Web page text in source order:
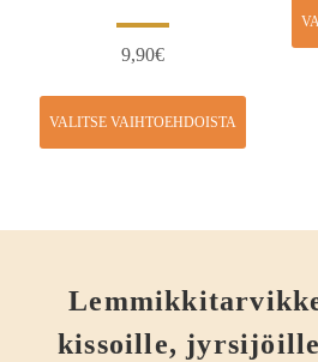
9,90€
VALITSE VAIHTOEHDOISTA
kissoille,